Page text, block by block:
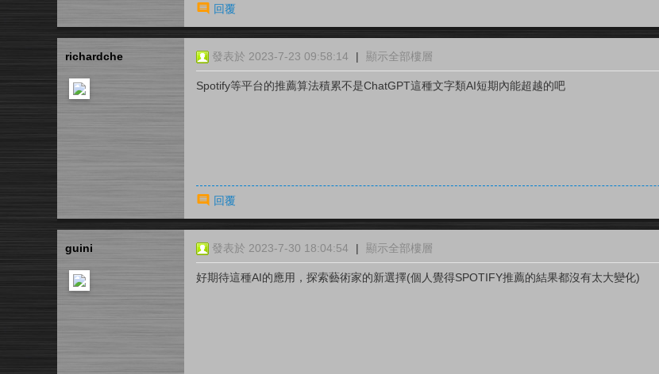
回覆
richardche 發表於 2023-7-23 09:58:14 | 顯示全部樓層
Spotify等平台的推薦算法積累不是ChatGPT這種文字類AI短期內能超越的吧
回覆
guini 發表於 2023-7-30 18:04:54 | 顯示全部樓層
好期待這種AI的應用，探索藝術家的新選擇(個人覺得SPOTIFY推薦的結果都沒有太大變化)